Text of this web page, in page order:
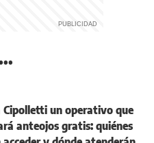
Cipolletti un operativo que
anteojos gratis: quiénes